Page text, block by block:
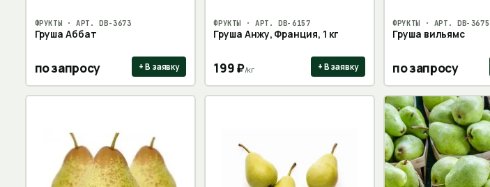
ФРУКТЫ · АРТ.DB-3673
Груша Аббат
по запросу + В заявку
ФРУКТЫ · АРТ.DB-6157
Груша Анжу, Франция, 1 кг
199₽/кг + В заявку
ФРУКТЫ · АРТ. DB-3675
Груша вильямс
по запросу